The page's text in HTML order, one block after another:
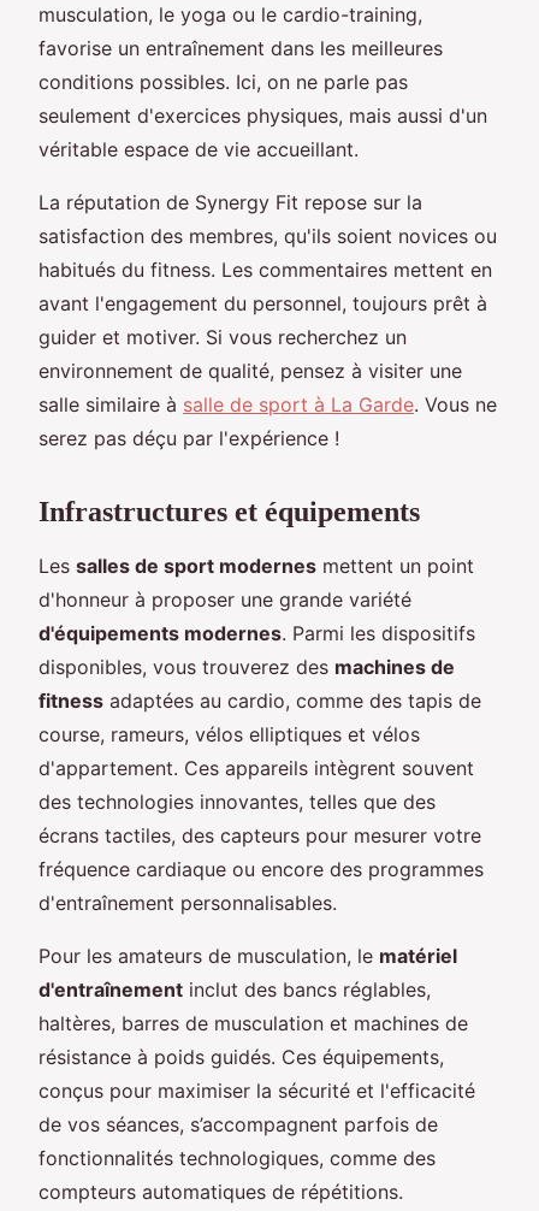
musculation, le yoga ou le cardio-training,
favorise un entraînement dans les meilleures
conditions possibles. Ici, on ne parle pas
seulement d'exercices physiques, mais aussi d'un
véritable espace de vie accueillant.
La réputation de Synergy Fit repose sur la
satisfaction des membres, qu'ils soient novices ou
habitués du fitness. Les commentaires mettent en
avant l'engagement du personnel, toujours prêt à
guider et motiver. Si vous recherchez un
environnement de qualité, pensez à visiter une
salle similaire à salle de sport à La Garde. Vous ne
serez pas déçu par l'expérience !
Infrastructures et équipements
Les salles de sport modernes mettent un point
d'honneur à proposer une grande variété
d'équipements modernes. Parmi les dispositifs
disponibles, vous trouverez des machines de
fitness adaptées au cardio, comme des tapis de
course, rameurs, vélos elliptiques et vélos
d'appartement. Ces appareils intègrent souvent
des technologies innovantes, telles que des
écrans tactiles, des capteurs pour mesurer votre
fréquence cardiaque ou encore des programmes
d'entraînement personnalisables.
Pour les amateurs de musculation, le matériel
d'entraînement inclut des bancs réglables,
haltères, barres de musculation et machines de
résistance à poids guidés. Ces équipements,
conçus pour maximiser la sécurité et l'efficacité
de vos séances, s’accompagnent parfois de
fonctionnalités technologiques, comme des
compteurs automatiques de répétitions.